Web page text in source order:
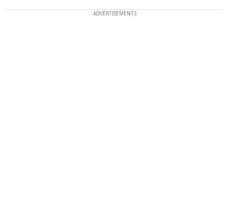
ADVERTISEMENTS